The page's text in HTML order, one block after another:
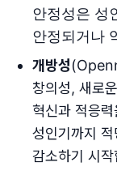
안정성은 성
안정되거나
개방성
창의성, 새로
혁신과 적응력
성인기까지
감소하기 시